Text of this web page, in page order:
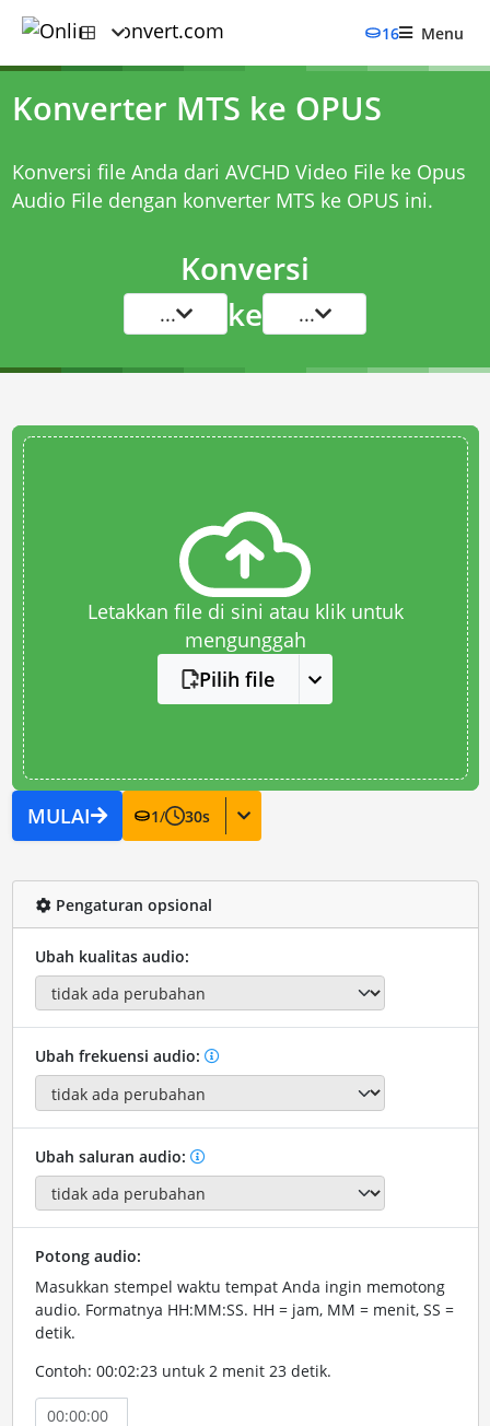
16 Menu
Konverter MTS ke OPUS
Konversi file Anda dari AVCHD Video File ke Opus
Audio File dengan konverter MTS ke OPUS ini.
Konversi
... ke ...
Letakkan file di sini atau klik untuk
mengunggah
Pilih file
MULAI 1/ 30s
Pengaturan opsional
Ubah kualitas audio:
Ubah frekuensi audio:
Ubah saluran audio:
Potong audio:
Masukkan stempel waktu tempat Anda ingin memotong
audio. Formatnya HH:MM:SS. HH = jam, MM = menit, SS =
detik.
Contoh: 00:02:23 untuk 2 menit 23 detik.